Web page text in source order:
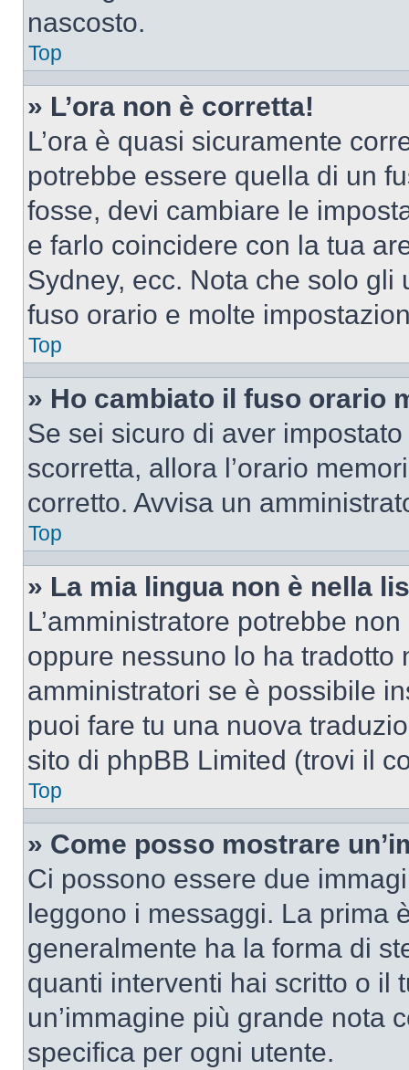
nascosto.
Top
» L’ora non è corretta!
L’ora è quasi sicuramente
potrebbe essere quella di un
fosse, devi cambiare le
e farlo coincidere con la tua
Sydney, ecc. Nota che solo
fuso orario e molte
Top
» Ho cambiato il fuso orario
Se sei sicuro di aver
scorretta, allora l’orario
corretto. Avvisa un
Top
» La mia lingua non è nella
L’amministratore potrebbe
oppure nessuno lo ha
amministratori se è possibile
puoi fare tu una nuova
sito di phpBB Limited (trovi il
Top
» Come posso mostrare
Ci possono essere due
leggono i messaggi. La prima
generalmente ha la forma di
quanti interventi hai scritto o il
un’immagine più grande nota
specifica per ogni utente.